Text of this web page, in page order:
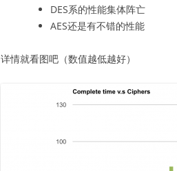
DES系的性能集体阵亡
AES还是有不错的性能
详情就看图吧（数值越低越好）